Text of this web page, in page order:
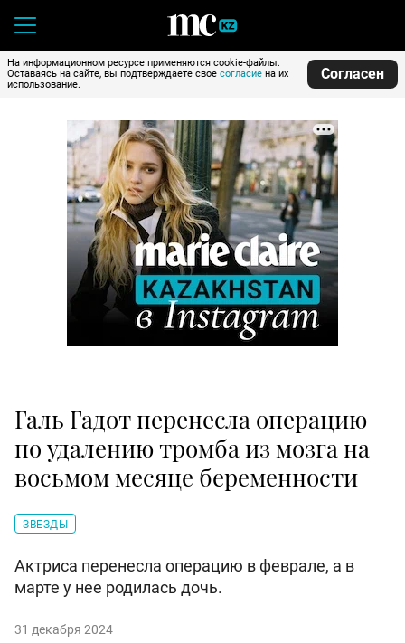
На информационном ресурсе применяются cookie-файлы.
Оставаясь на сайте, вы подтверждаете свое согласие на их
использование.
Согласен
Галь Гадот перенесла операцию
по удалению тромба из мозга на
восьмом месяце беременности
ЗВЕЗДЫ
Актриса перенесла операцию в феврале, а в
марте у нее родилась дочь.
31 декабря 2024